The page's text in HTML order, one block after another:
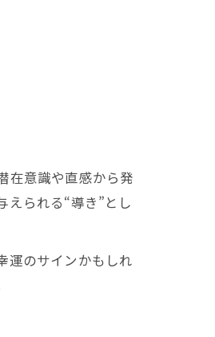
在意識や直感から発
られる“導き”とし
運のサインかもしれ